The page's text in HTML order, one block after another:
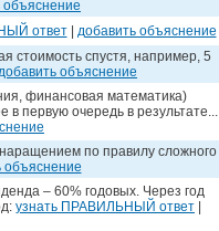
объяснение
ответ| добавить объяснение
стоимость спустя, например, 5
объяснение
финансовая математика)
первую очередь в результате...
по правилу сложного
объяснение
– 60% годовых. Через год
узнать ПРАВИЛЬНЫЙ ответ